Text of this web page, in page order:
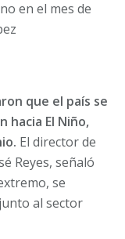
en el mes de
que el país se
hacia El Niño,
El director de
Reyes, señaló
se
al sector